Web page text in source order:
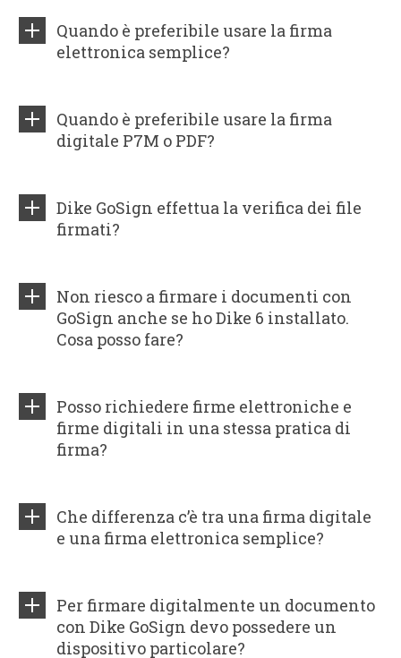
Quando è preferibile usare la firma
elettronica semplice?
Quando è preferibile usare la firma
digitale P7M o PDF?
Dike GoSign effettua la verifica dei file
firmati?
Non riesco a firmare i documenti con
GoSign anche se ho Dike 6 installato.
Cosa posso fare?
Posso richiedere firme elettroniche e
firme digitali in una stessa pratica di
firma?
Che differenza c’è tra una firma digitale
e una firma elettronica semplice?
Per firmare digitalmente un documento
con Dike GoSign devo possedere un
dispositivo particolare?